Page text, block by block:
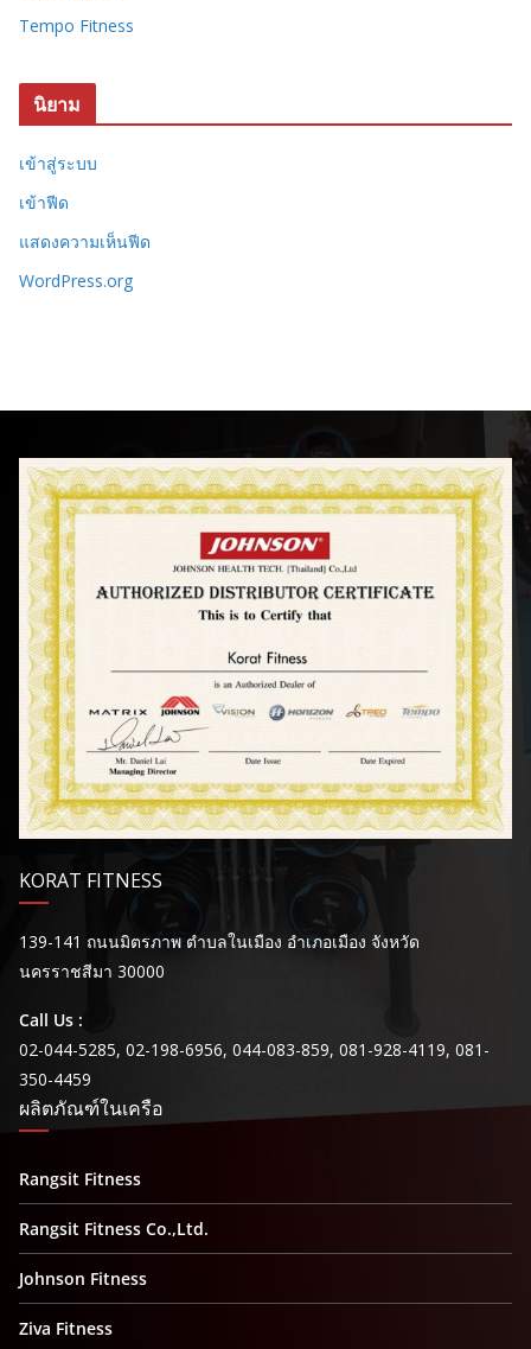
Tempo Fitness
นิยาม
เข้าสู่ระบบ
เข้าฟีด
แสดงความเห็นฟีด
WordPress.org
KORAT FITNESS
139-141 ถนนมิตรภาพ ตำบลในเมือง อำเภอเมือง จังหวัด
นครราชสีมา 30000
Call Us :
02-044-5285, 02-198-6956, 044-083-859, 081-928-4119, 081-
350-4459
ผลิตภัณฑ์ในเครือ
Rangsit Fitness
Rangsit Fitness Co.,Ltd.
Johnson Fitness
Ziva Fitness